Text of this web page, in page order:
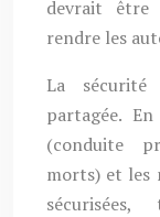
devrait être
rendre les
La sécurité
partagée.
(conduite
morts) et les
sécurisées,